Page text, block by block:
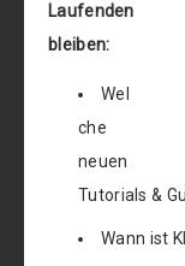
Laufenden
bleiben:
Wel
che
neuen
Tutorials &
Wann ist